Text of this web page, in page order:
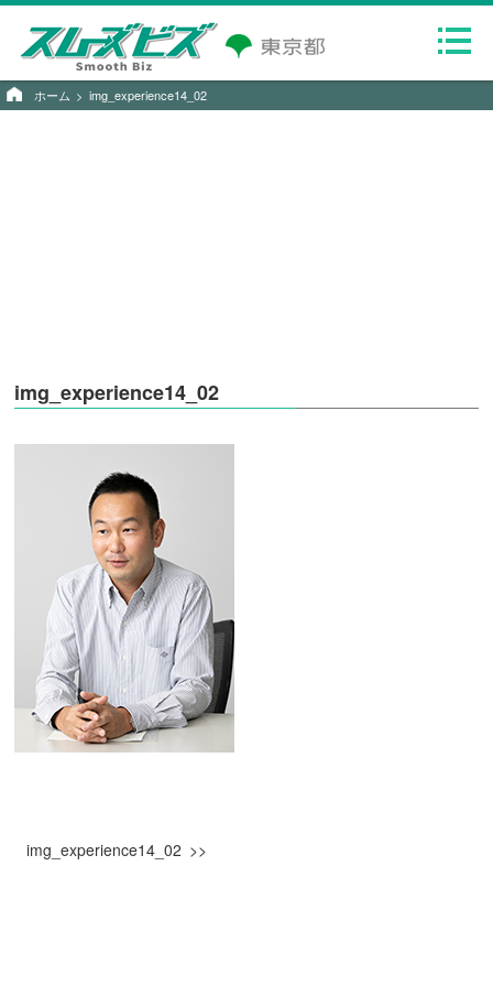
ホーム img_experience14_02
img_experience14_02
img_experience14_02